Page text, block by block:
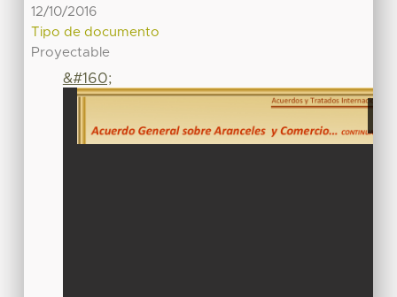
12/10/2016
Tipo de documento
Proyectable
&#160;